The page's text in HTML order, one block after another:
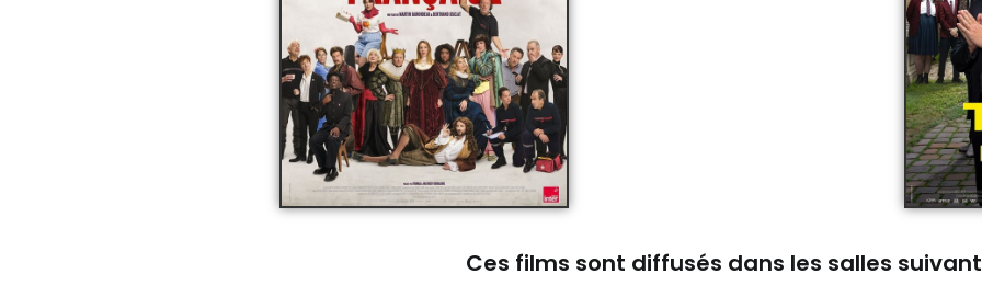
Ces films sont diffusés dans les salles